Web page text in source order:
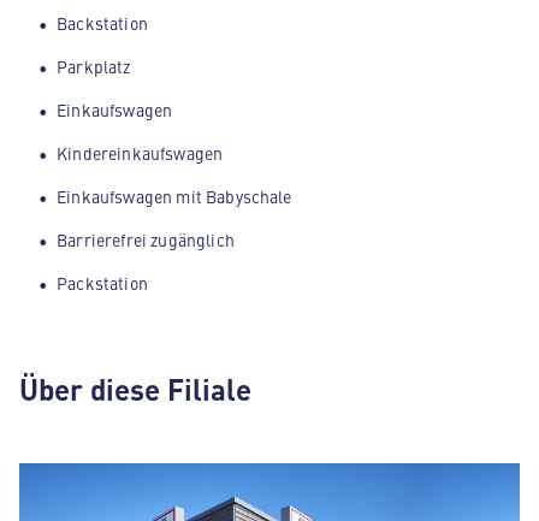
Backstation
Parkplatz
Einkaufswagen
Kindereinkaufswagen
Einkaufswagen mit Babyschale
Barrierefrei zugänglich
Packstation
Über diese Filiale